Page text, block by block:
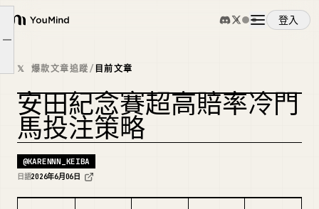
YouMind
登入
概覽
使用案例
技能
提示詞
安田紀念 | 投注選擇
𝕏 爆款文章追蹤/ 目前文章
複刻封面
安田紀念賽超高賠率冷門
馬投注策略
@KARENNN_KEIBA
日語2026年6月06日